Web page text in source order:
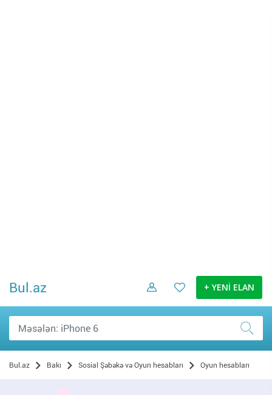
Bul.az + YENİ ELAN
Bul.az Bakı Sosial Şəbəkə və Oyun hesabları Oyun hesabları